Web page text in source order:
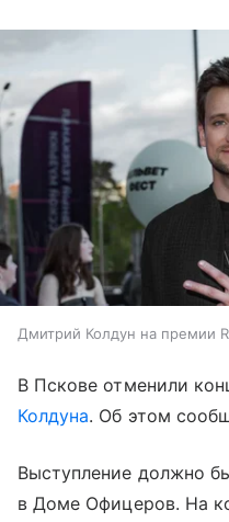
Дмитрий Колдун на премии
В Пскове отменили
Колдуна. Об этом
Выступление должно
в Доме Офицеров. На